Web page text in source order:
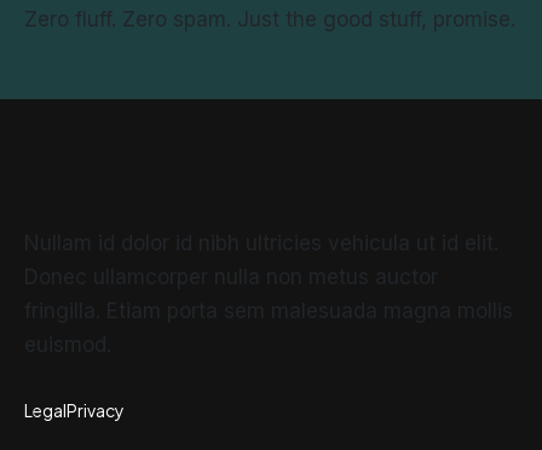
Zero fluff. Zero spam. Just the good stuff, promise.
LegalPrivacy